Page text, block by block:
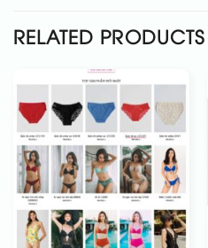
RELATED PRODUCTS